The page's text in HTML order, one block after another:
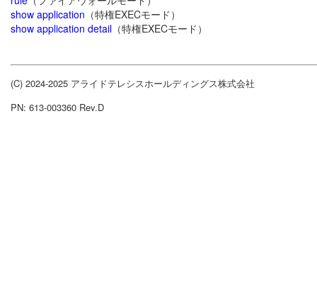
show application （特権EXECモード）
show application detail （特権EXECモード）
(C) 2024-2025 アライドテレシスホールディングス株式会社
PN: 613-003360 Rev.D